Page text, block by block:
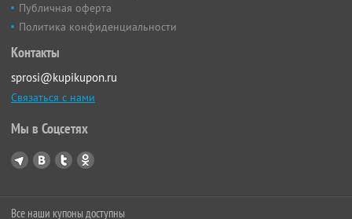
Публичная оферта
Политика конфиденциальности
Контакты
sprosi@kupikupon.ru
Связаться с нами
Мы в Соцсетях
Все наши купоны доступны